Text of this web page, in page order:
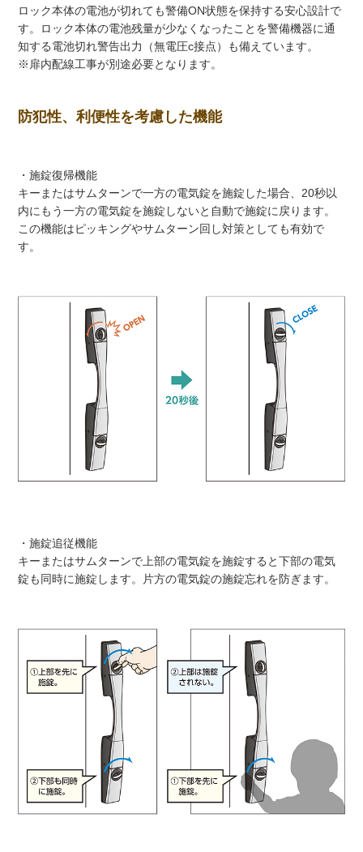
ロック本体の電池が切れても警備ON状態を保持する安心設計で
す。ロック本体の電池残量が少なくなったことを警備機器に通
知する電池切れ警告出力（無電圧c接点）も備えています。
※扉内配線工事が別途必要となります。
防犯性、利便性を考慮した機能
・施錠復帰機能
キーまたはサムターンで一方の電気錠を施錠した場合、20秒以
内にもう一方の電気錠を施錠しないと自動で施錠に戻ります。
この機能はピッキングやサムターン回し対策としても有効で
す。
・施錠追従機能
キーまたはサムターンで上部の電気錠を施錠すると下部の電気
錠も同時に施錠します。片方の電気錠の施錠忘れを防ぎます。